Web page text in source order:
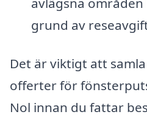
grund av
Det är viktigt att
offerter för
Nol innan du fattar